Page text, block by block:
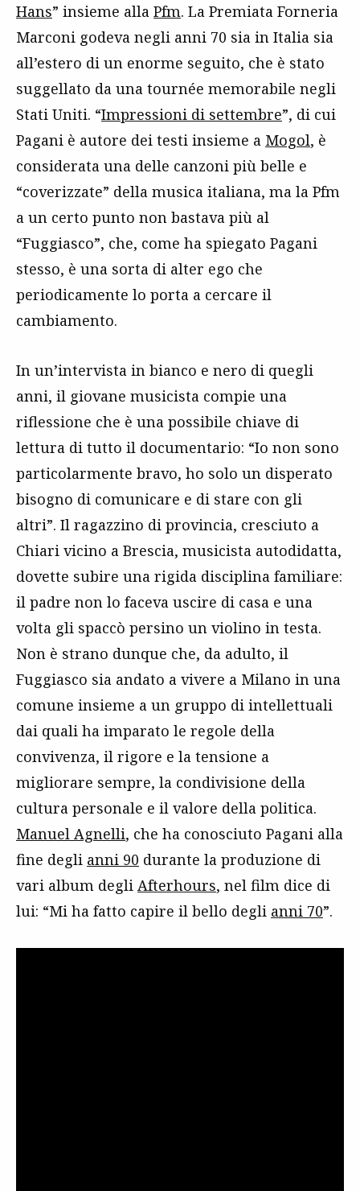
Hans” insieme alla Pfm. La Premiata Forneria
Marconi godeva negli anni 70 sia in Italia sia
all’estero di un enorme seguito, che è stato
suggellato da una tournée memorabile negli
Stati Uniti. “Impressioni di settembre”, di cui
Pagani è autore dei testi insieme a Mogol, è
considerata una delle canzoni più belle e
“coverizzate” della musica italiana, ma la Pfm
a un certo punto non bastava più al
“Fuggiasco”, che, come ha spiegato Pagani
stesso, è una sorta di alter ego che
periodicamente lo porta a cercare il
cambiamento.
In un’intervista in bianco e nero di quegli
anni, il giovane musicista compie una
riflessione che è una possibile chiave di
lettura di tutto il documentario: “Io non sono
particolarmente bravo, ho solo un disperato
bisogno di comunicare e di stare con gli
altri”. Il ragazzino di provincia, cresciuto a
Chiari vicino a Brescia, musicista autodidatta,
dovette subire una rigida disciplina familiare:
il padre non lo faceva uscire di casa e una
volta gli spaccò persino un violino in testa.
Non è strano dunque che, da adulto, il
Fuggiasco sia andato a vivere a Milano in una
comune insieme a un gruppo di intellettuali
dai quali ha imparato le regole della
convivenza, il rigore e la tensione a
migliorare sempre, la condivisione della
cultura personale e il valore della politica.
Manuel Agnelli, che ha conosciuto Pagani alla
fine degli anni 90 durante la produzione di
vari album degli Afterhours, nel film dice di
lui: “Mi ha fatto capire il bello degli anni 70”.